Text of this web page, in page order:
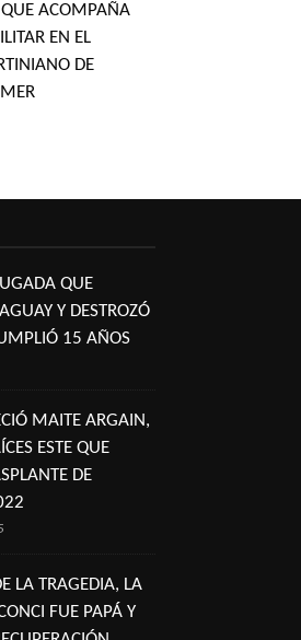
ACOMPAÑA
EN EL
DE
QUE
Y DESTROZÓ
15 AÑOS
MAITE ARGAIN,
ESTE QUE
DE
LA TRAGEDIA, LA
FUE PAPÁ Y